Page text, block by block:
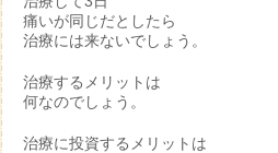
痛いが同じだとしたら
治療には来ないでしょう。
治療するメリットは
何なのでしょう。
治療に投資するメリットは